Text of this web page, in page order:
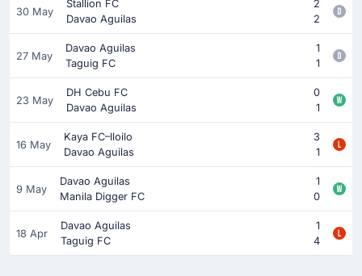
30 May
Stallion FC
2
Davao Aguilas
2
27 May
Davao Aguilas
1
Taguig FC
1
23 May
DH Cebu FC
0
Davao Aguilas
1
16 May
Kaya FC–Iloilo
3
Davao Aguilas
1
9 May
Davao Aguilas
1
Manila Digger FC
0
18 Apr
Davao Aguilas
1
Taguig FC
4